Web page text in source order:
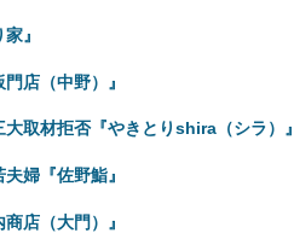
』
店（中野）』
取材拒否『やきとりshira（シラ）』
婦『佐野鮨』
店（大門）』